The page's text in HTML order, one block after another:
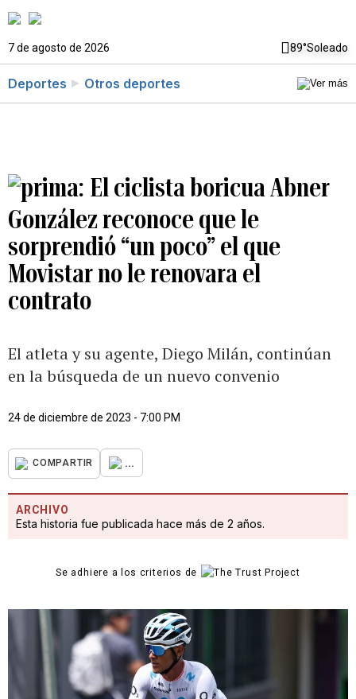
7 de agosto de 2026 89°Soleado
Deportes Otros deportes
El ciclista boricua Abner
González reconoce que le
sorprendió “un poco” el que
Movistar no le renovara el
contrato
El atleta y su agente, Diego Milán, continúan
en la búsqueda de un nuevo convenio
24 de diciembre de 2023 - 7:00 PM
COMPARTIR ...
ARCHIVO
Esta historia fue publicada hace más de 2 años.
Se adhiere a los criterios de